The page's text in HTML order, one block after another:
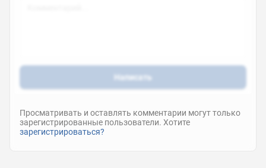
Написать
Просматривать и оставлять комментарии могут только
зарегистрированные пользователи. Хотите
зарегистрироваться?